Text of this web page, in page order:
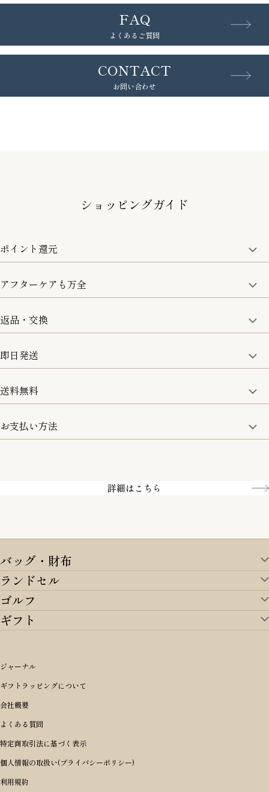
FAQ
よくあるご質問
CONTACT
お問い合わせ
ショッピングガイド
ポイント還元
商品金額の10%をポイント還元いたします。
アフターケアも万全
取り扱い商品はすべて正規品となります。
修理などのご相談に関しましては、責任を持って対応させてい
ただきます。
返品・交換
8日以内なら、返品・交換も可能です。
即日発送
15:00までのご注文は即日発送
お取寄せ商品を除く
送料無料
5,500円(税込)以上で全国送料無料となります。
お支払い方法
詳細はこちら
バッグ・財布
バッグ・財布TOP
すべてを見る
アイテムから選ぶ
リュックサック・デイパック・バックパック
ショルダーバッグ
ボディバッグ・ウエストバッグ
長財布
二つ折り財布
三つ折り財布
コインケース・小銭入れ
m＋ エムピウ
PORTER 吉田カバン ポーター
BRIEFING ブリーフィング
Dakota ダコタ
CLEDRAN クレドラン
aniary アニアリ
CIE シー
ランドセル
ランドセルTOP
すべてを見る
オリジナルランドセル
女の子ランドセル
男の子ランドセル
ランドセル小物・その他
レッド
ピンク
パープル(ラベンダー)
価格から選ぶ
〜49,999円
50,000円〜59,999円
60,000円〜69,999円
70,000円〜79,999円
80,000円〜
ゴルフ
ゴルフTOP
アイテムから選ぶ
キャディバッグ
ヘッドカバー
ゴルフ小物
ゴルフウェア/アクセサリー
ブランドから選ぶ
BRIEFING ブリーフィング
master-piece マスターピース
JONES ジョーンズ
木の庄帆布
ギフト
シーンから探す
誕生日
結婚祝い
出産祝い
入学・進学祝い
成人祝い
就職・栄転祝い
性別・年齢から探す
男性向け
女性向け
10代
20代
30代
予算から探す
〜4,999円
5,000円〜9,999円
10,000円〜19,999円
20,000円〜29,999円
ジャーナル
ギフトラッピングについて
会社概要
よくある質問
特定商取引法に基づく表示
個人情報の取扱い(プライバシーポリシー)
利用規約